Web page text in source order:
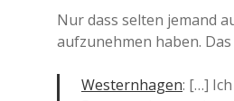
Nur dass selten jemand
aufzunehmen haben.
Westernhagen: […]